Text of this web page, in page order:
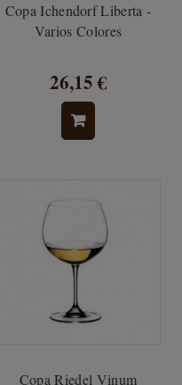
Copa Ichendorf Liberta -
Varios Colores
26,15 €
Copa Riedel Vinum